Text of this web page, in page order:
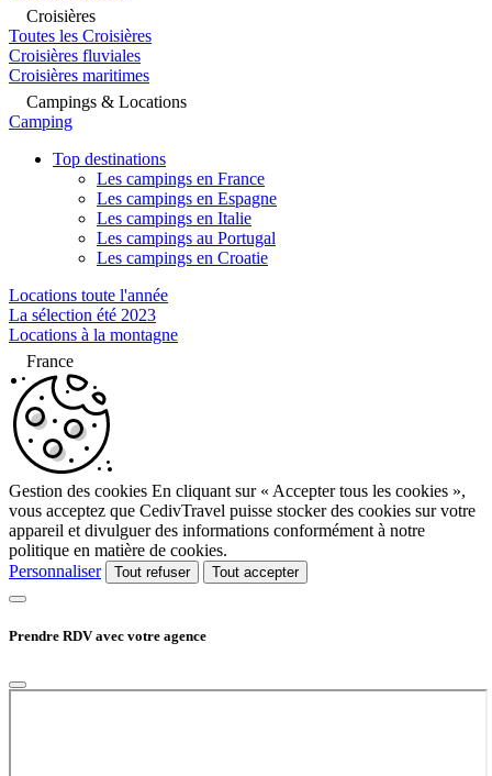
Croisières
Toutes les Croisières
Croisières fluviales
Croisières maritimes
Campings & Locations
Camping
Top destinations
Les campings en France
Les campings en Espagne
Les campings en Italie
Les campings au Portugal
Les campings en Croatie
Locations toute l'année
La sélection été 2023
Locations à la montagne
France
Gestion des cookies En cliquant sur « Accepter tous les cookies »,
vous acceptez que CedivTravel puisse stocker des cookies sur votre
appareil et divulguer des informations conformément à notre
politique en matière de cookies.
Personnaliser
Tout refuser Tout accepter
Prendre RDV avec votre agence